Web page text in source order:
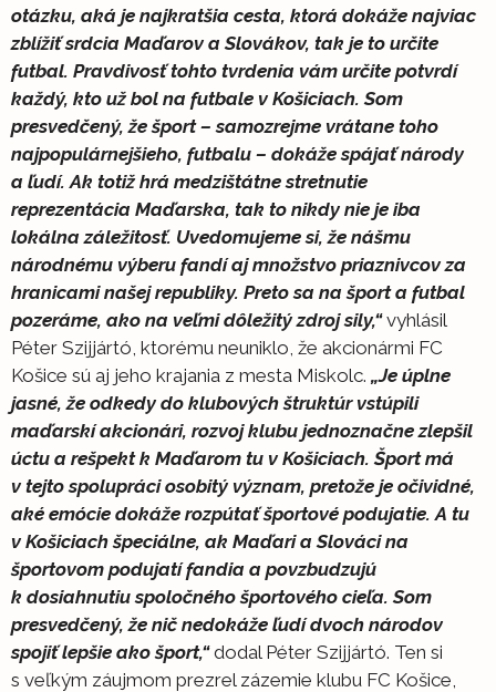
otázku, aká je najkratšia cesta, ktorá dokáže najviac
zblížiť srdcia Maďarov a Slovákov, tak je to určite
futbal. Pravdivosť tohto tvrdenia vám určite potvrdí
každý, kto už bol na futbale v Košiciach. Som
presvedčený, že šport – samozrejme vrátane toho
najpopulárnejšieho, futbalu – dokáže spájať národy
a ľudí. Ak totiž hrá medzištátne stretnutie
reprezentácia Maďarska, tak to nikdy nie je iba
lokálna záležitosť. Uvedomujeme si, že nášmu
národnému výberu fandí aj množstvo priaznivcov za
hranicami našej republiky. Preto sa na šport a futbal
pozeráme, ako na veľmi dôležitý zdroj sily,“vyhlásil
Péter Szijjártó, ktorému neuniklo, že akcionármi FC
Košice sú aj jeho krajania z mesta Miskolc. „Je úplne
jasné, že odkedy do klubových štruktúr vstúpili
maďarskí akcionári, rozvoj klubu jednoznačne zlepšil
úctu a rešpekt k Maďarom tu v Košiciach. Šport má
v tejto spolupráci osobitý význam, pretože je očividné,
aké emócie dokáže rozpútať športové podujatie. A tu
v Košiciach špeciálne, ak Maďari a Slováci na
športovom podujatí fandia a povzbudzujú
k dosiahnutiu spoločného športového cieľa. Som
presvedčený, že nič nedokáže ľudí dvoch národov
spojiť lepšie ako šport,“dodal Péter Szijjártó. Ten si
s veľkým záujmom prezrel zázemie klubu FC Košice,